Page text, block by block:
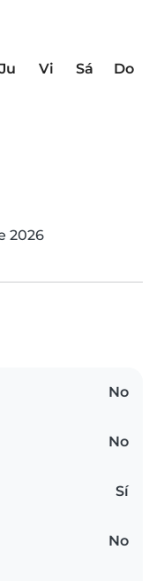
Ju Vi Sá
Do
2026
No
No
Sí
No